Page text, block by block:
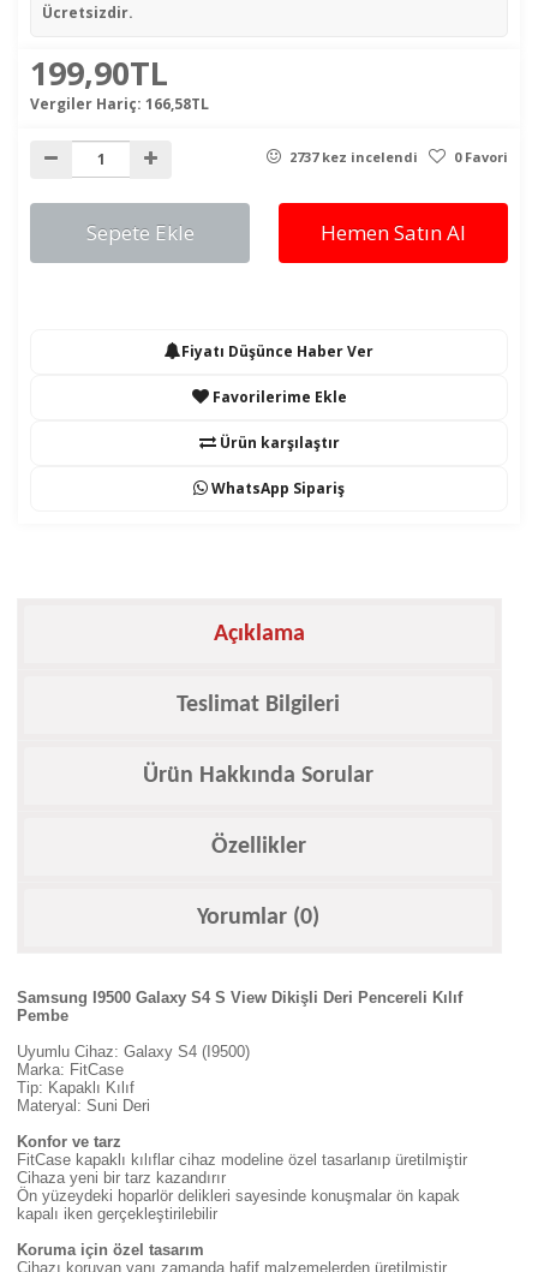
Ücretsizdir.
199,90TL
Vergiler Hariç: 166,58TL
2737 kez incelendi 0 Favori
Sepete Ekle Hemen Satın Al
Fiyatı Düşünce Haber Ver
Favorilerime Ekle
Ürün karşılaştır
WhatsApp Sipariş
Açıklama
Teslimat Bilgileri
Ürün Hakkında Sorular
Özellikler
Yorumlar (0)
Samsung I9500 Galaxy S4 S View Dikişli Deri Pencereli Kılıf
Pembe
Uyumlu Cihaz: Galaxy S4 (I9500)
Marka: FitCase
Tip: Kapaklı Kılıf
Materyal: Suni Deri
Konfor ve tarz
FitCase kapaklı kılıflar cihaz modeline özel tasarlanıp üretilmiştir
Cihaza yeni bir tarz kazandırır
Ön yüzeydeki hoparlör delikleri sayesinde konuşmalar ön kapak
kapalı iken gerçekleştirilebilir
Koruma için özel tasarım
Cihazı koruyan yanı zamanda hafif malzemelerden üretilmiştir